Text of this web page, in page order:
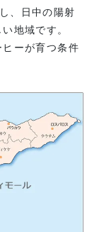
、日中の陽射
地域です。
ーが育つ条件